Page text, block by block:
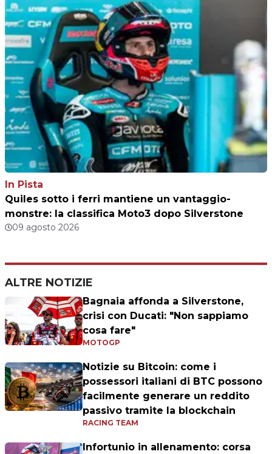
In Pista
Quiles sotto i ferri mantiene un vantaggio-
monstre: la classifica Moto3 dopo Silverstone
09 agosto 2026
ALTRE NOTIZIE
Bagnaia affonda a Silverstone,
crisi con Ducati: "Non sappiamo
cosa fare"
MOTOGP
Notizie su Bitcoin: come i
possessori italiani di BTC possono
facilmente generare un reddito
passivo tramite la blockchain
RACING TEAM
Infortunio in allenamento: corsa